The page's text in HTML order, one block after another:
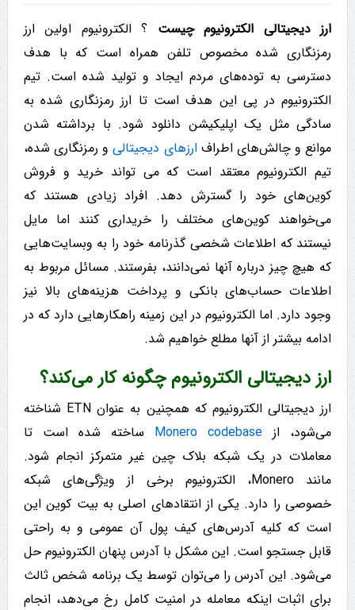
ارز دیجیتالی الکترونیوم چیست ؟ الکترونیوم اولین ارز
رمزنگاری شده مخصوص تلفن همراه است که با هدف
دسترسی به توده‌های مردم ایجاد و تولید شده است. تیم
الکترونیوم در پی این هدف است تا ارز رمزنگاری شده به
سادگی مثل یک اپلیکیشن دانلود شود. با برداشته شدن
موانع و چالش‌های اطرافارزهای دیجیتالیو رمزنگاری شده،
تیم الکترونیوم معتقد است که می تواند خرید و فروش
کوین‌های خود را گسترش دهد. افراد زیادی هستند که
می‌خواهند کوین‌های مختلف را خریداری کنند اما مایل
نیستند که اطلاعات شخصی گذرنامه خود را به وبسایت‌هایی
که هیچ چیز درباره آنها نمی‌دانند، بفرستند. مسائل مربوط به
اطلاعات حساب‌های بانکی و پرداخت هزینه‌های بالا نیز
وجود دارد. اما الکترونیوم در این زمینه راهکارهایی دارد که در
ادامه بیشتر از آنها مطلع خواهیم شد.
ارز دیجیتالی الکترونیوم چگونه کار می‌کند؟
ارز دیجیتالی الکترونیوم که همچنین به عنوان ETN شناخته
می‌شود، از Monero codebase ساخته شده است تا
معاملات در یک شبکه بلاک چین غیر متمرکز انجام شود.
مانند Monero، الکترونیوم برخی از ویژگی‌های شبکه
خصوصی را دارد. یکی از انتقادهای اصلی به بیت کوین این
است که کلیه آدرس‌های کیف پول آن عمومی و به راحتی
قابل جستجو است. این مشکل با آدرس پنهان الکترونیوم حل
می‌شود. این آدرس را می‌توان توسط یک برنامه شخص ثالث
برای اثبات اینکه معامله در امنیت کامل رخ می‌دهد، انجام